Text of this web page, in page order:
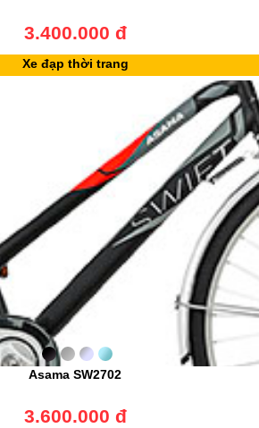
3.400.000 đ
Xe đạp thời trang
Asama SW2702
3.600.000 đ